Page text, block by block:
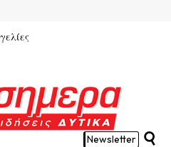
Newsletter